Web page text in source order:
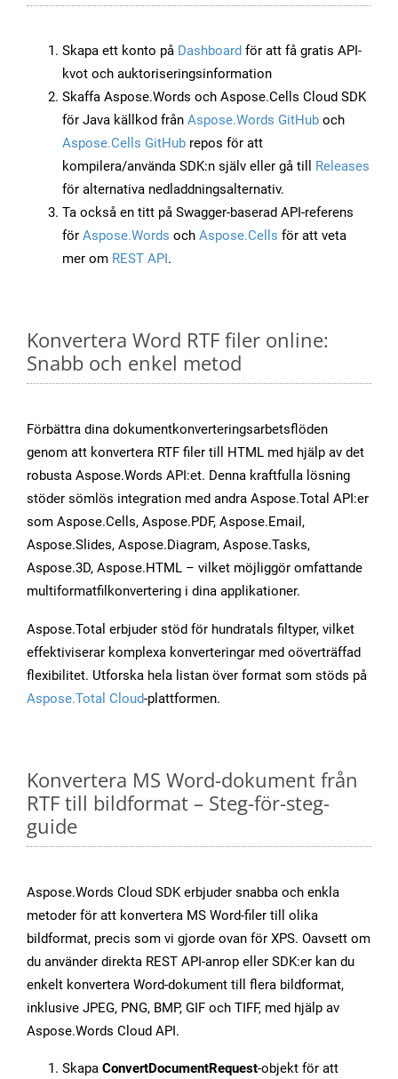
Skapa ett konto på Dashboard för att få gratis API-
kvot och auktoriseringsinformation
Skaffa Aspose.Words och Aspose.Cells Cloud SDK
för Java källkod från Aspose.Words GitHub och
Aspose.Cells GitHub repos för att
kompilera/använda SDK:n själv eller gå till Releases
för alternativa nedladdningsalternativ.
Ta också en titt på Swagger-baserad API-referens
för Aspose.Words och Aspose.Cells för att veta
mer om REST API.
Konvertera Word RTF filer online:
Snabb och enkel metod
Förbättra dina dokumentkonverteringsarbetsflöden
genom att konvertera RTF filer till HTML med hjälp av det
robusta Aspose.Words API:et. Denna kraftfulla lösning
stöder sömlös integration med andra Aspose.Total API:er
som Aspose.Cells, Aspose.PDF, Aspose.Email,
Aspose.Slides, Aspose.Diagram, Aspose.Tasks,
Aspose.3D, Aspose.HTML – vilket möjliggör omfattande
multiformatfilkonvertering i dina applikationer.
Aspose.Total erbjuder stöd för hundratals filtyper, vilket
effektiviserar komplexa konverteringar med oöverträffad
flexibilitet. Utforska hela listan över format som stöds på
Aspose.Total Cloud-plattformen.
Konvertera MS Word-dokument från
RTF till bildformat – Steg-för-steg-
guide
Aspose.Words Cloud SDK erbjuder snabba och enkla
metoder för att konvertera MS Word-filer till olika
bildformat, precis som vi gjorde ovan för XPS. Oavsett om
du använder direkta REST API-anrop eller SDK:er kan du
enkelt konvertera Word-dokument till flera bildformat,
inklusive JPEG, PNG, BMP, GIF och TIFF, med hjälp av
Aspose.Words Cloud API.
Skapa ConvertDocumentRequest-objekt för att